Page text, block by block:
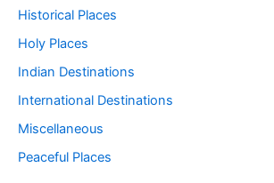
Historical Places
Holy Places
Indian Destinations
International Destinations
Miscellaneous
Peaceful Places